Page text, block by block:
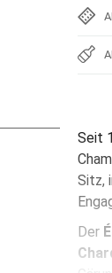
Seit
Sitz,
Der